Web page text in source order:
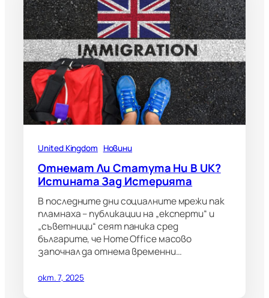
United Kingdom Новини
Отнемат Ли Статута Ни В UK?
Истината Зад Истерията
В последните дни социалните мрежи пак
пламнаха – публикации на „експерти“ и
„съветници“ сеят паника сред
българите, че Home Office масово
започнал да отнема временни…
окт. 7, 2025